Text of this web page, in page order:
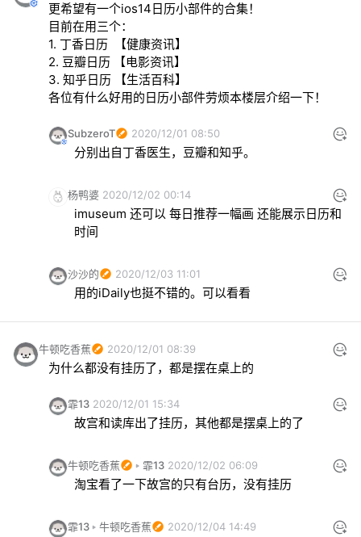
更希望有一个ios14日历小部件的合集！
目前在用三个：
1. 丁香日历  【健康资讯】
2. 豆瓣日历 【电影资讯】
3. 知乎日历 【生活百科】
各位有什么好用的日历小部件劳烦本楼层介绍一下！
SubzeroT 2020/12/01 08:50
分别出自丁香医生，豆瓣和知乎。
杨鸭婆 2020/12/02 00:14
imuseum 还可以 每日推荐一幅画 还能展示日历和
时间
沙沙的 2020/12/03 11:01
用的iDaily也挺不错的。可以看看
牛顿吃香蕉 2020/12/01 08:39
为什么都没有挂历了，都是摆在桌上的
霏13 2020/12/01 15:34
故宫和读库出了挂历，其他都是摆桌上的了
牛顿吃香蕉 霏13 2020/12/02 06:09
淘宝看了一下故宫的只有台历，没有挂历
霏13 牛顿吃香蕉 2020/12/04 14:49